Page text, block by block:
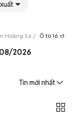
Hoàng Sa Ô tô 16 chỗ
2026
Tin mới nhất